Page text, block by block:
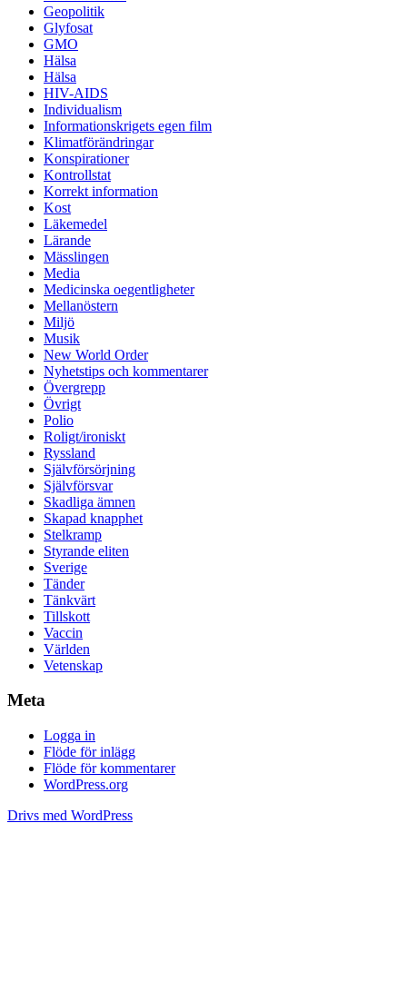
Geopolitik
Glyfosat
GMO
Hälsa
Hälsa
HIV-AIDS
Individualism
Informationskrigets egen film
Klimatförändringar
Konspirationer
Kontrollstat
Korrekt information
Kost
Läkemedel
Lärande
Mässlingen
Media
Medicinska oegentligheter
Mellanöstern
Miljö
Musik
New World Order
Nyhetstips och kommentarer
Övergrepp
Övrigt
Polio
Roligt/ironiskt
Ryssland
Självförsörjning
Självförsvar
Skadliga ämnen
Skapad knapphet
Stelkramp
Styrande eliten
Sverige
Tänder
Tänkvärt
Tillskott
Vaccin
Världen
Vetenskap
Meta
Logga in
Flöde för inlägg
Flöde för kommentarer
WordPress.org
Drivs med WordPress